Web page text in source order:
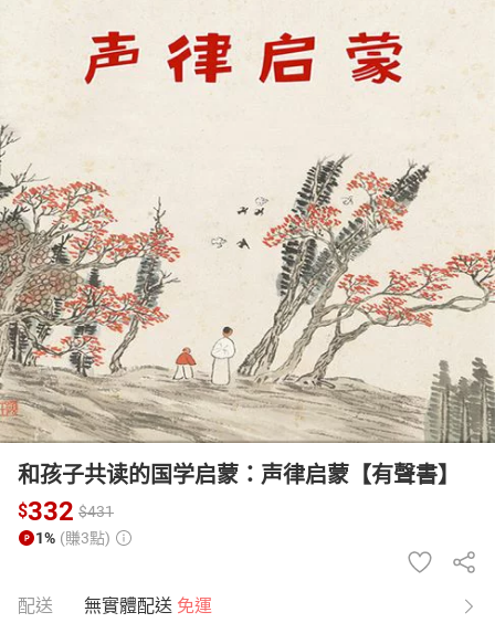
居家生活 3C家電 運動休閒 親子玩具
女裝 化妝保養 情趣用品
日本購物 電子/紙本書
和孩子共读的国学启蒙：声律启蒙【有聲書】
$332 $431
1% (賺3點)
配送 無實體配送 免運